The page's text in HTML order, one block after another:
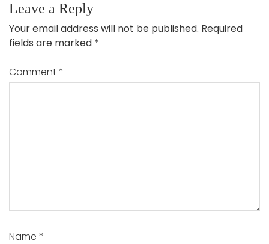
Leave a Reply
Your email address will not be published. Required
fields are marked *
Comment*
Name *